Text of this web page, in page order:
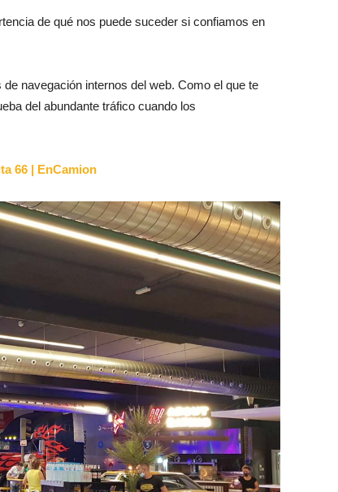
de qué nos puede suceder si confiamos en
navegación internos del web. Como el que te
del abundante tráfico cuando los
66 | EnCamion